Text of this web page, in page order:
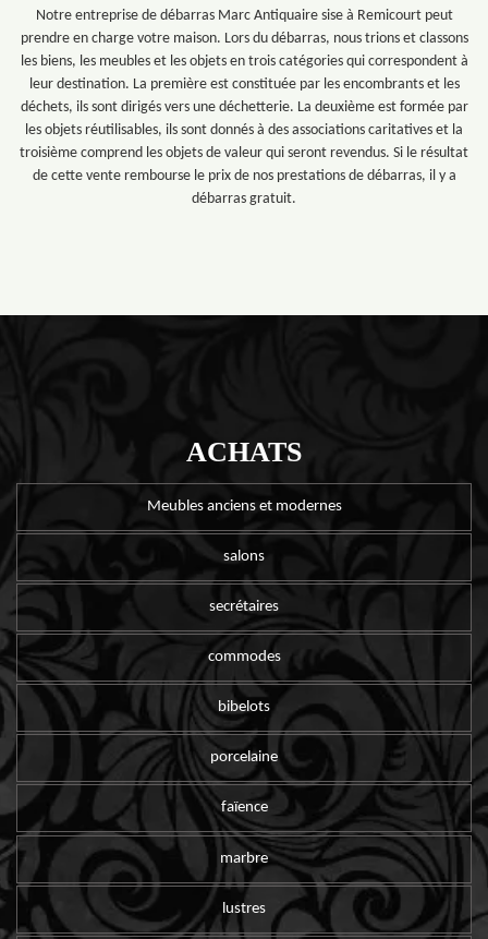
Notre entreprise de débarras Marc Antiquaire sise à Remicourt peut
prendre en charge votre maison. Lors du débarras, nous trions et classons
les biens, les meubles et les objets en trois catégories qui correspondent à
leur destination. La première est constituée par les encombrants et les
déchets, ils sont dirigés vers une déchetterie. La deuxième est formée par
les objets réutilisables, ils sont donnés à des associations caritatives et la
troisième comprend les objets de valeur qui seront revendus. Si le résultat
de cette vente rembourse le prix de nos prestations de débarras, il y a
débarras gratuit.
ACHATS
Meubles anciens et modernes
salons
secrétaires
commodes
bibelots
porcelaine
faïence
marbre
lustres